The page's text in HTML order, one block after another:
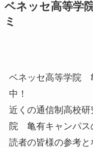
ベネッセ高等学
ミ
ベネッセ高等学院
中！
近くの通信制高校
院 亀有キャンパス
読者の皆様の参考